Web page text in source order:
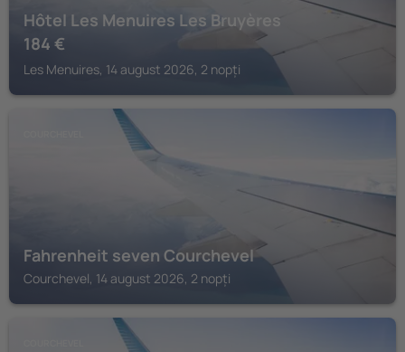
Hôtel Les Menuires Les Bruyères
184 €
Les Menuires, 14 august 2026, 2 nopți
Fahrenheit seven Courchevel
Courchevel, 14 august 2026, 2 nopți